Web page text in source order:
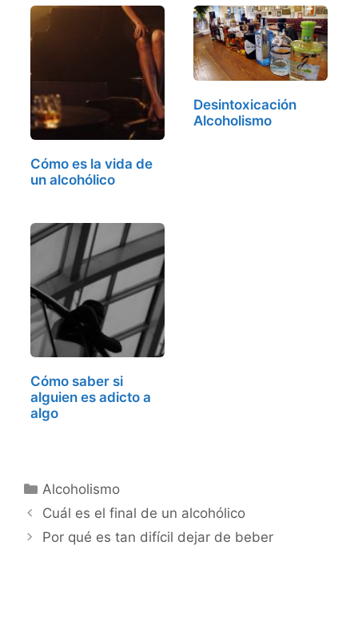
Cómo es la vida de
un alcohólico
Desintoxicación
Alcoholismo
Cómo saber si
alguien es adicto a
algo
Categorías
Alcoholismo
Cuál es el final de un alcohólico
Por qué es tan difícil dejar de beber